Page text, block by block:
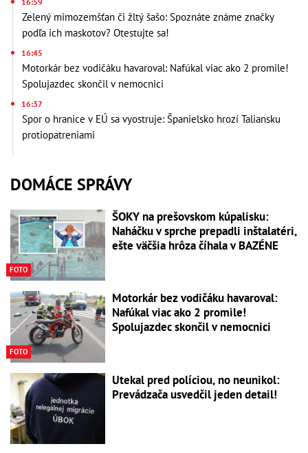
Zelený mimozemšťan či žltý šašo: Spoznáte známe značky
podľa ich maskotov? Otestujte sa!
16:45
Motorkár bez vodičáku havaroval: Nafúkal viac ako 2 promile!
Spolujazdec skončil v nemocnici
16:37
Spor o hranice v EÚ sa vyostruje: Španielsko hrozí Taliansku
protiopatreniami
DOMÁCE SPRÁVY
FOTO
ŠOKY na prešovskom kúpalisku:
Naháčku v sprche prepadli inštalatéri,
ešte väčšia hrôza číhala v BAZÉNE
FOTO
Motorkár bez vodičáku havaroval:
Nafúkal viac ako 2 promile!
Spolujazdec skončil v nemocnici
Utekal pred políciou, no neunikol:
Prevádzača usvedčil jeden detail!